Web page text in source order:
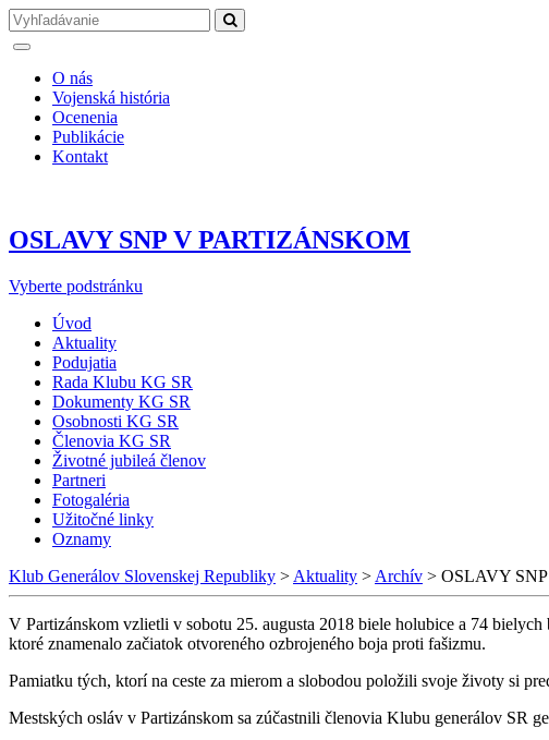
O nás
Vojenská história
Ocenenia
Publikácie
Kontakt
OSLAVY SNP V PARTIZÁNSKOM
Vyberte podstránku
Úvod
Aktuality
Podujatia
Rada Klubu KG SR
Dokumenty KG SR
Osobnosti KG SR
Členovia KG SR
Životné jubileá členov
Partneri
Fotogaléria
Užitočné linky
Oznamy
Klub Generálov Slovenskej Republiky > Aktuality > Archív > OSLAVY
V Partizánskom vzlietli v sobotu 25. augusta 2018 biele holubice a 74
ktoré znamenalo začiatok otvoreného ozbrojeného boja proti fašizmu.
Pamiatku tých, ktorí na ceste za mierom a slobodou položili svoje životy si
Mestských osláv v Partizánskom sa zúčastnili členovia Klubu generálov SR